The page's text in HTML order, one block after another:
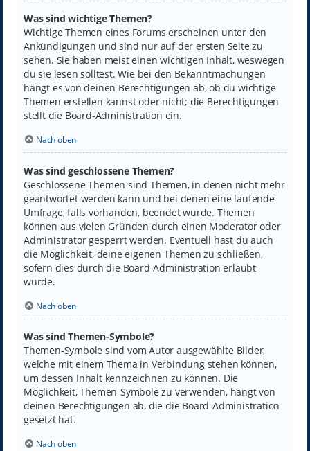
Was sind wichtige Themen?
Wichtige Themen eines Forums erscheinen unter den
Ankündigungen und sind nur auf der ersten Seite zu
sehen. Sie haben meist einen wichtigen Inhalt, weswegen
du sie lesen solltest. Wie bei den Bekanntmachungen
hängt es von deinen Berechtigungen ab, ob du wichtige
Themen erstellen kannst oder nicht; die Berechtigungen
stellt die Board-Administration ein.
Nach oben
Was sind geschlossene Themen?
Geschlossene Themen sind Themen, in denen nicht mehr
geantwortet werden kann und bei denen eine laufende
Umfrage, falls vorhanden, beendet wurde. Themen
können aus vielen Gründen durch einen Moderator oder
Administrator gesperrt werden. Eventuell hast du auch
die Möglichkeit, deine eigenen Themen zu schließen,
sofern dies durch die Board-Administration erlaubt
wurde.
Nach oben
Was sind Themen-Symbole?
Themen-Symbole sind vom Autor ausgewählte Bilder,
welche mit einem Thema in Verbindung stehen können,
um dessen Inhalt kennzeichnen zu können. Die
Möglichkeit, Themen-Symbole zu verwenden, hängt von
deinen Berechtigungen ab, die die Board-Administration
gesetzt hat.
Nach oben